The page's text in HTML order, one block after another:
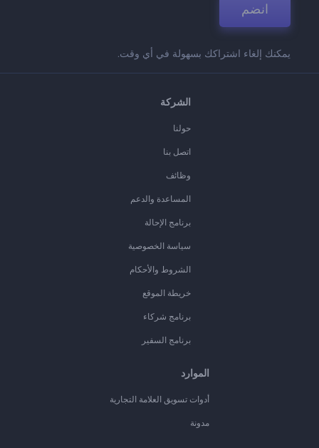
انضم
يمكنك إلغاء اشتراكك بسهولة في أي وقت.
الشركة
حولنا
اتصل بنا
وظائف
المساعدة والدعم
برنامج الإحالة
سياسة الخصوصية
الشروط والأحكام
خريطة الموقع
برنامج شركاء
برنامج السفير
الموارد
أدوات تسويق العلامة التجارية
مدونة